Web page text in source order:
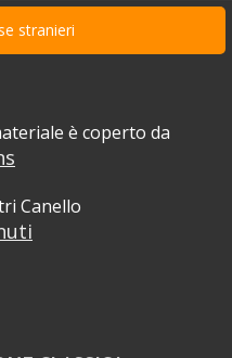
stranieri
è coperto da
Canello